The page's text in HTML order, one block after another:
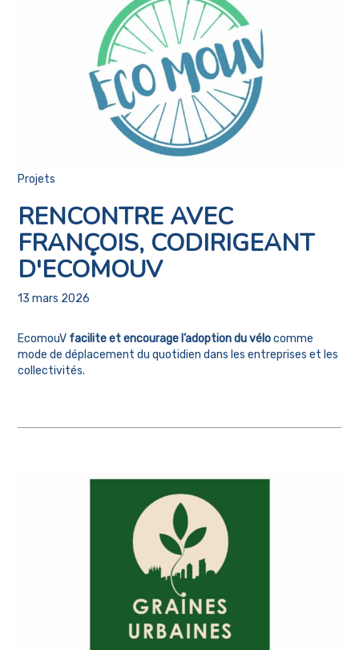
Projets
RENCONTRE AVEC
FRANÇOIS, CODIRIGEANT
D'ECOMOUV
13 mars 2026
EcomouV facilite et encourage l’adoption du vélocomme
mode de déplacement du quotidien dans les entreprises et les
collectivités.